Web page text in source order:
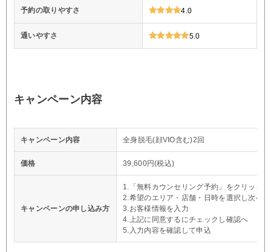
予約の取りやすさ 4.0
通いやすさ 5.0
キャンペーン内容
キャンペーン内容 全身脱毛(顔VIO含む)2回
価格 39,600円(税込)
キャンペーンの申し込み方
1.「無料カウンセリング予約」をクリック
2.希望のエリア・店舗・日時を選択し次へ
3.お客様情報を入力
4.上記に同意するにチェックし確認へ
5.入力内容を確認して申込